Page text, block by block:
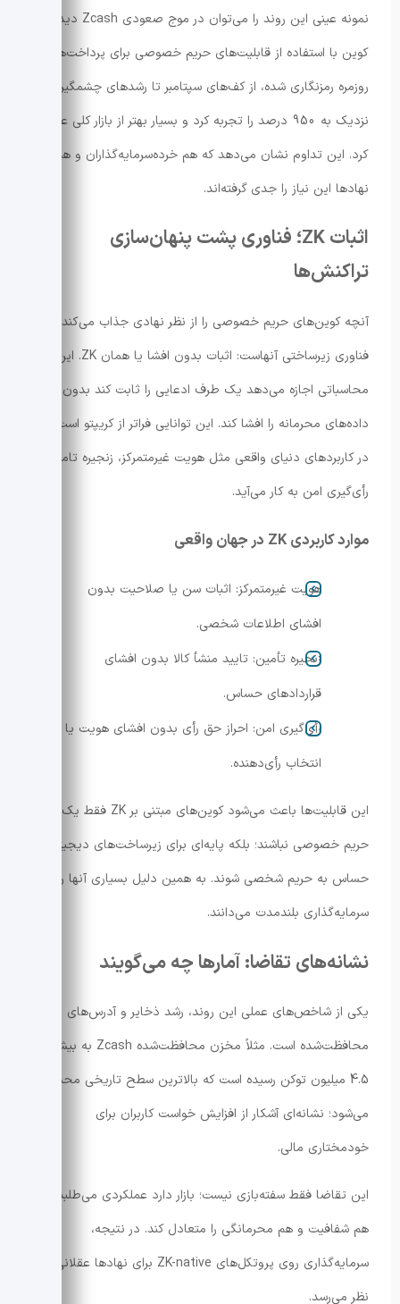
نمونه عینی این روند را می‌توان در موج صعودی Zcash دید. این
کوین با استفاده از قابلیت‌های حریم خصوصی برای پرداخت‌های
روزمره رمزنگاری شده، از کف‌های سپتامبر تا رشدهای چشمگیر
نزدیک به 950 درصد را تجربه کرد و بسیار بهتر از بازار کلی عمل
کرد. این تداوم نشان می‌دهد که هم خرده‌سرمایه‌گذاران و هم
نهادها این نیاز را جدی گرفته‌اند.
اثبات ZK؛ فناوری پشت پنهان‌سازی
تراکنش‌ها
آنچه کوین‌های حریم خصوصی را از نظر نهادی جذاب می‌کند،
فناوری زیرساختی آنهاست: اثبات بدون افشا یا همان ZK. این ابزار
محاسباتی اجازه می‌دهد یک طرف ادعایی را ثابت کند بدون اینکه
داده‌های محرمانه را افشا کند. این توانایی فراتر از کریپتو است و
در کاربردهای دنیای واقعی مثل هویت غیرمتمرکز، زنجیره تامین و
رأی‌گیری امن به کار می‌آید.
موارد کاربردی ZK در جهان واقعی
هویت غیرمتمرکز: اثبات سن یا صلاحیت بدون
افشای اطلاعات شخصی.
زنجیره تأمین: تایید منشأ کالا بدون افشای
قراردادهای حساس.
رأی‌گیری امن: احراز حق رأی بدون افشای هویت یا
انتخاب رأی‌دهنده.
این قابلیت‌ها باعث می‌شود کوین‌های مبتنی بر ZK فقط یک ابزار
حریم خصوصی نباشند؛ بلکه پایه‌ای برای زیرساخت‌های دیجیتالِ
حساس به حریم شخصی شوند. به همین دلیل بسیاری آنها را
سرمایه‌گذاری بلندمدت می‌دانند.
نشانه‌های تقاضا: آمارها چه می‌گویند
یکی از شاخص‌های عملی این روند، رشد ذخایر و آدرس‌های
محافظت‌شده است. مثلاً مخزن محافظت‌شده Zcash به بیش از
4.5 میلیون توکن رسیده است که بالاترین سطح تاریخی محسوب
می‌شود؛ نشانه‌ای آشکار از افزایش خواست کاربران برای
خودمختاری مالی.
این تقاضا فقط سفته‌بازی نیست؛ بازار دارد عملکردی می‌طلبد که
هم شفافیت و هم محرمانگی را متعادل کند. در نتیجه،
سرمایه‌گذاری روی پروتکل‌های ZK-native برای نهادها عقلانی به
نظر می‌رسد.